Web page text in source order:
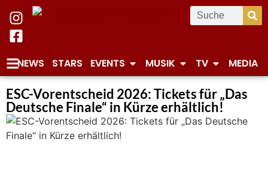
NEWS STARS EVENTS MUSIK TV MEDIA
ESC-Vorentscheid 2026: Tickets für „Das
Deutsche Finale“ in Kürze erhältlich!